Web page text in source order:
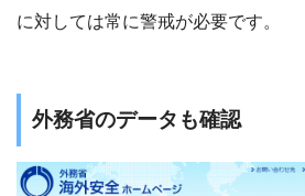
に対しては常に警戒が必要です。
外務省のデータも確認